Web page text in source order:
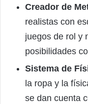
Creador de
realistas con
juegos de rol y
posibilidades
Sistema de
la ropa y la
se dan cuenta